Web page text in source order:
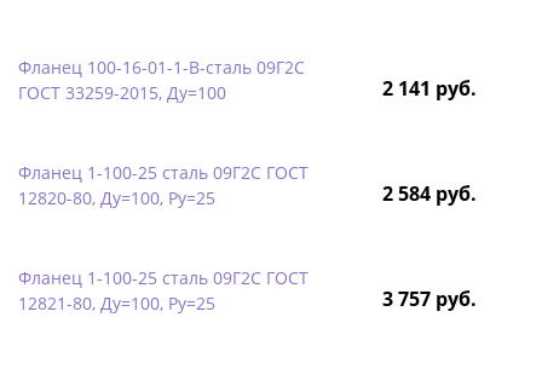
Фланец 100-16-01-1-B-сталь 09Г2С
ГОСТ 33259-2015, Ду=100
2 141 руб.
Фланец 1-100-25 сталь 09Г2С ГОСТ
12820-80, Ду=100, Ру=25
2 584 руб.
Фланец 1-100-25 сталь 09Г2С ГОСТ
12821-80, Ду=100, Ру=25
3 757 руб.